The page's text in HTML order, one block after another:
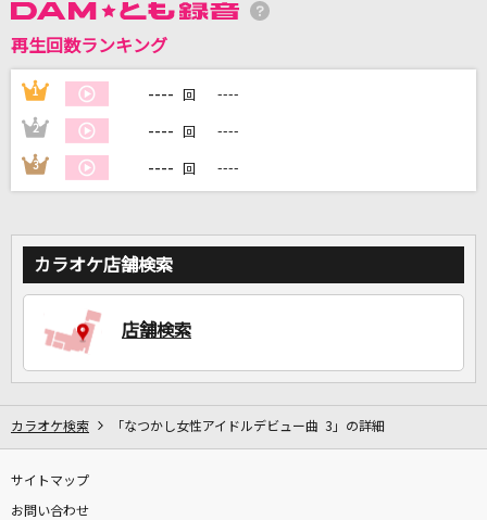
結束バンド
[生音]チェリー
スピッツ
カラオケをもっと楽しもう！
再生回数ランキング
1 ---- 回 ----
2 ---- 回 ----
3 ---- 回 ----
カラオケ店舗検索
店舗検索
カラオケ検索 「なつかし女性アイドルデビュー曲 3」の詳細
サイトマップ
お問い合わせ